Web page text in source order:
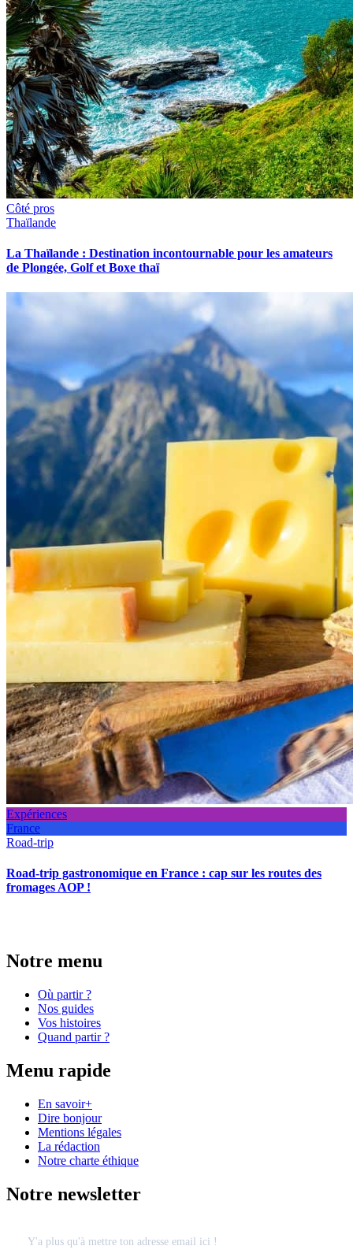
Côté pros
Thaïlande
La Thaïlande : Destination incontournable pour les amateurs
de Plongée, Golf et Boxe thaï
Expériences
France
Road-trip
Road-trip gastronomique en France : cap sur les routes des
fromages AOP !
Notre menu
Où partir ?
Nos guides
Vos histoires
Quand partir ?
Menu rapide
En savoir+
Dire bonjour
Mentions légales
La rédaction
Notre charte éthique
Notre newsletter